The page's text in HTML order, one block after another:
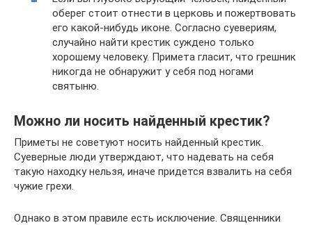
оберег стоит отнести в церковь и пожертвовать
его какой-нибудь иконе. Согласно суевериям,
случайно найти крестик суждено только
хорошему человеку. Примета гласит, что грешник
никогда не обнаружит у себя под ногами
святыню.
Можно ли носить найденный крестик?
Приметы не советуют носить найденный крестик.
Суеверные люди утверждают, что надевать на себя
такую находку нельзя, иначе придется взвалить на себя
чужие грехи.
Однако в этом правиле есть исключение. Священники